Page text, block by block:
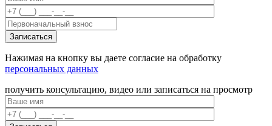
Нажимая на кнопку вы даете согласие на обработку
персональных данных
получить консультацию, видео или записаться на просмотр